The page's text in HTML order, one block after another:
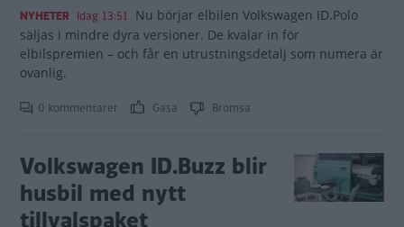
NYHETER Idag 13:51 Nu börjar elbilen Volkswagen ID.Polo
säljas i mindre dyra versioner. De kvalar in för
elbilspremien – och får en utrustningsdetalj som numera är
ovanlig.
0 kommentarer Gasa Bromsa
Volkswagen ID.Buzz blir
husbil med nytt
tillvalspaket